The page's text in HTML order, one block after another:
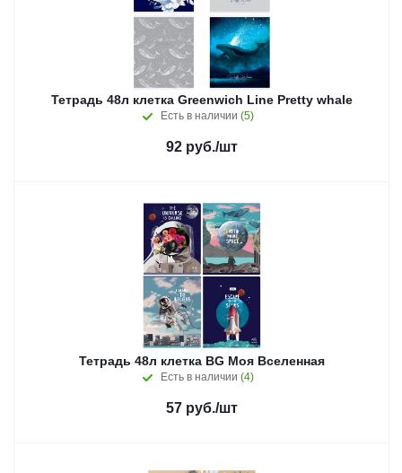
Тетрадь 48л клетка Greenwich Line Pretty whale
Есть в наличии (5)
92 руб./шт
Тетрадь 48л клетка BG Моя Вселенная
Есть в наличии (4)
57 руб./шт